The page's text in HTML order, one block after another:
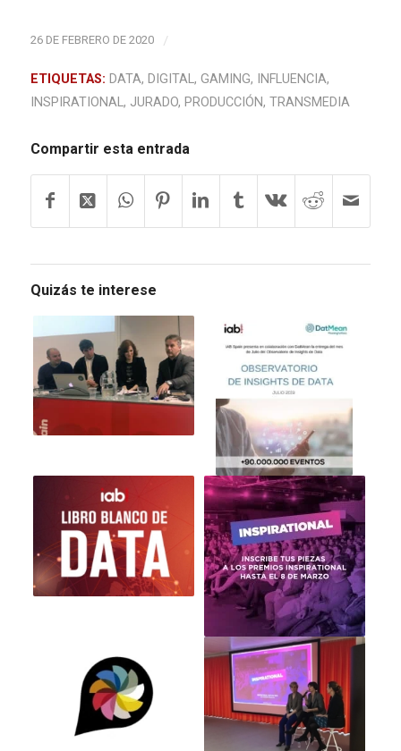
26 DE FEBRERO DE 2020 /
ETIQUETAS: DATA, DIGITAL, GAMING, INFLUENCIA,
INSPIRATIONAL, JURADO, PRODUCCIÓN, TRANSMEDIA
Compartir esta entrada
Quizás te interese